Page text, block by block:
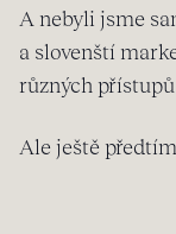
A nebyli jsme
a slovenští
různých
Ale ještě